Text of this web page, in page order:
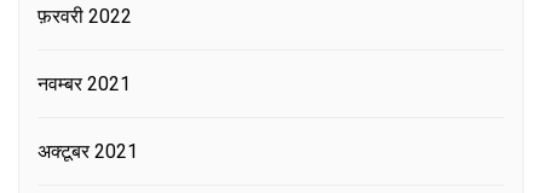
फ़रवरी 2022
नवम्बर 2021
अक्टूबर 2021